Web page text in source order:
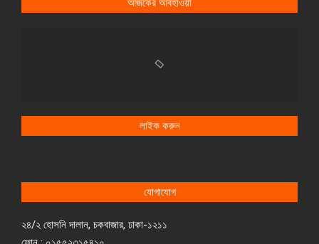
আজকের আবহাওয়া
লাইক করুন
যোগাযোগ
২৪/২ হোসনি দালান, চকবাজার, ঢাকা-১২১১